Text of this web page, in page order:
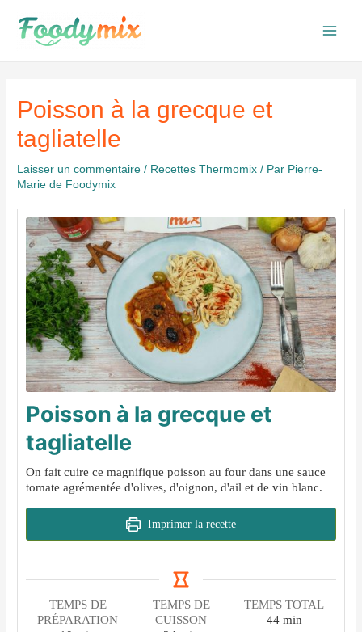
contenu
Poisson à la grecque et
tagliatelle
Laisser un commentaire / Recettes Thermomix / Par Pierre-
Marie de Foodymix
Poisson à la grecque et
tagliatelle
On fait cuire ce magnifique poisson au four dans une sauce
tomate agrémentée d'olives, d'oignon, d'ail et de vin blanc.
Imprimer la recette
TEMPS DE
PRÉPARATION
TEMPS DE
CUISSON
TEMPS TOTAL
44minutes
min